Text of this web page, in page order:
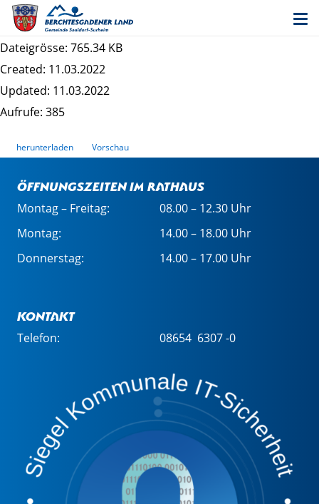
Bekanntmachung Auslegung 4. Änderung des
Bebauungsplans "Putzenau"
Dateigrösse: 765.34 KB
Created: 11.03.2022
Updated: 11.03.2022
Aufrufe: 385
herunterladen Vorschau
Öffnungszeiten im Rathaus
Montag – Freitag:
08.00 – 12.30 Uhr
Montag:
14.00 – 18.00 Uhr
Donnerstag:
14.00 – 17.00 Uhr
Kontakt
Telefon: 08654 6307 -0